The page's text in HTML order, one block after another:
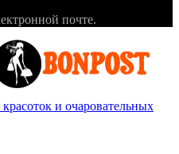
почте.
и очаровательных